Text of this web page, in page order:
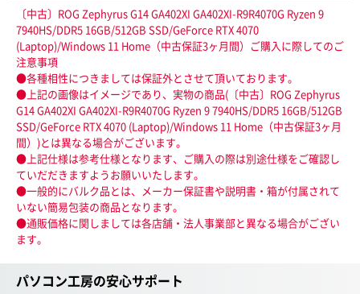
〔中古〕ROG Zephyrus G14 GA402XI GA402XI-R9R4070G Ryzen 9
7940HS/DDR5 16GB/512GB SSD/GeForce RTX 4070
(Laptop)/Windows 11 Home（中古保証3ヶ月間）ご購入に際してのご
注意事項
●各種相性につきましては保証外とさせて頂いております。
●上記の画像はイメージであり、実物の商品(〔中古〕ROG Zephyrus
G14 GA402XI GA402XI-R9R4070G Ryzen 9 7940HS/DDR5 16GB/512GB
SSD/GeForce RTX 4070 (Laptop)/Windows 11 Home（中古保証3ヶ月
間）)とは異なる場合がございます。
●上記仕様は参考仕様となります、ご購入の際は別途仕様をご確認し
ていだだきますようお願いいたします。
●一般的にバルク品とは、メーカー保証書や説明書・箱が付属されて
いない簡易包装の商品となります。
●通販価格に関しましては各店舗・法人事業部と異なる場合がござい
ます。
パソコン工房の安心サポート